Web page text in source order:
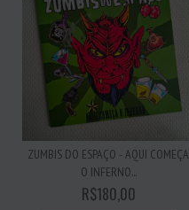
ZUMBIS DO ESPAÇO - AQUI COMEÇA
O INFERNO...
R$180,00